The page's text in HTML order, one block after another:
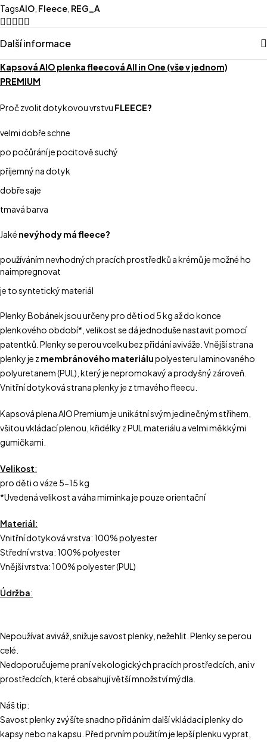
TagsAIO Fleece REG_A
Další informace
Kapsová AIO plenka fleecová All in One (vše v jednom)
PREMIUM
Proč zvolit dotykovou vrstvu FLEECE?
velmi dobře schne
po počůrání je pocitově suchý
příjemný na dotyk
dobře saje
tmavá barva
Jaké nevýhody má fleece?
používáním nevhodných pracích prostředků a krémů je možné ho
naimpregnovat
je to syntetický materiál
Plenky Bobánek jsou určeny pro děti od 5 kg až do konce
plenkového období*, velikost se dá jednoduše nastavit pomocí
patentků. Plenky se perou vcelku bez přidání aviváže. Vnější strana
plenky je z membránového materiálupolyesteru laminovaného
polyuretanem (PUL), který je nepromokavý a prodyšný zároveň.
Vnitřní dotyková strana plenky je z tmavého fleecu.
Kapsová plena AIO Premium je unikátní svým jedinečným střihem,
všitou vkládací plenou, křidélky z PUL materiálu a velmi měkkými
gumičkami.
Velikost:
pro děti o váze 5-15 kg
*Uvedená velikost a váha miminka je pouze orientační
Materiál:
Vnitřní dotyková vrstva: 100% polyester
Střední vrstva: 100% polyester
Vnější vrstva: 100% polyester (PUL)
Údržba:
Nepoužívat aviváž, snižuje savost plenky, nežehlit. Plenky se perou
celé.
Nedoporučujeme praní v ekologických pracích prostředcích, ani v
prostředcích, které obsahují větší množství mýdla.
Náš tip:
Savost plenky zvýšíte snadno přidáním další vkládací plenky do
kapsy nebo na kapsu. Před prvním použitím je lepší plenku vyprat,